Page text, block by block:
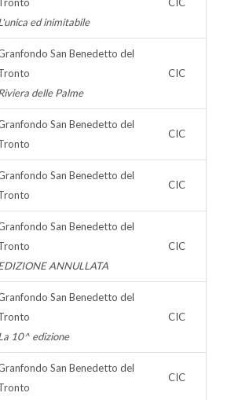
ed inimitabile
San Benedetto del
delle Palme
CIC
San Benedetto del
CIC
San Benedetto del
CIC
San Benedetto del
ANNULLATA
CIC
San Benedetto del
10^ edizione
CIC
San Benedetto del
CIC